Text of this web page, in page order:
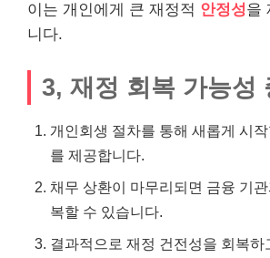
이는 개인에게 큰 재정적 안정성을
니다.
3, 재정 회복 가능성
개인회생 절차를 통해 새롭게 시
를 제공합니다.
채무 상환이 마무리되면 금융 기
복할 수 있습니다.
결과적으로 재정 건전성을 회복하